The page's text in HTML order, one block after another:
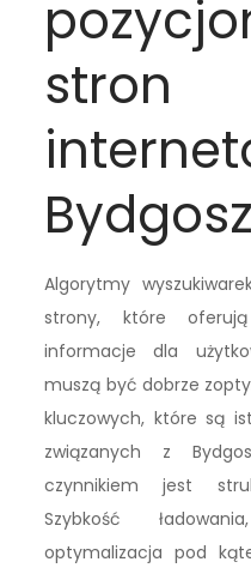
stron
Algorytmy
strony, które
informacje dla
muszą być dobrze
kluczowych, które są
związanych z
czynnikiem jest
Szybkość
optymalizacja pod